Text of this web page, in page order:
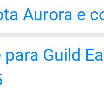
Aurora e
para Guild